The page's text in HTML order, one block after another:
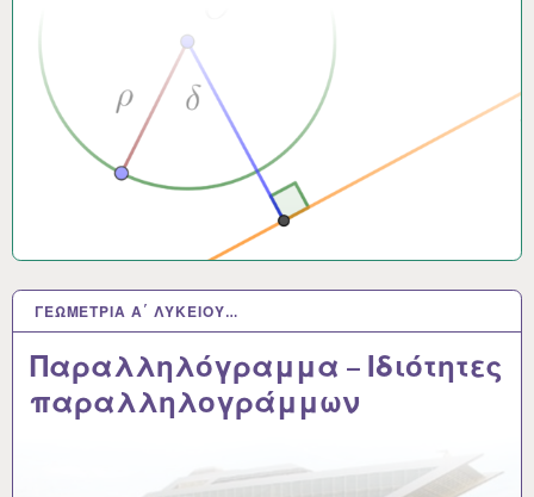
ΓΕΩΜΕΤΡΊΑ Α΄ ΛΥΚΕΊΟΥ…
Παραλληλόγραμμα – Ιδιότητες
παραλληλογράμμων
4 ΜΆΙ 2021